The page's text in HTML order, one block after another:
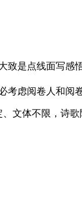
致是点线面写
虑阅卷人和阅
文体不限，诗歌